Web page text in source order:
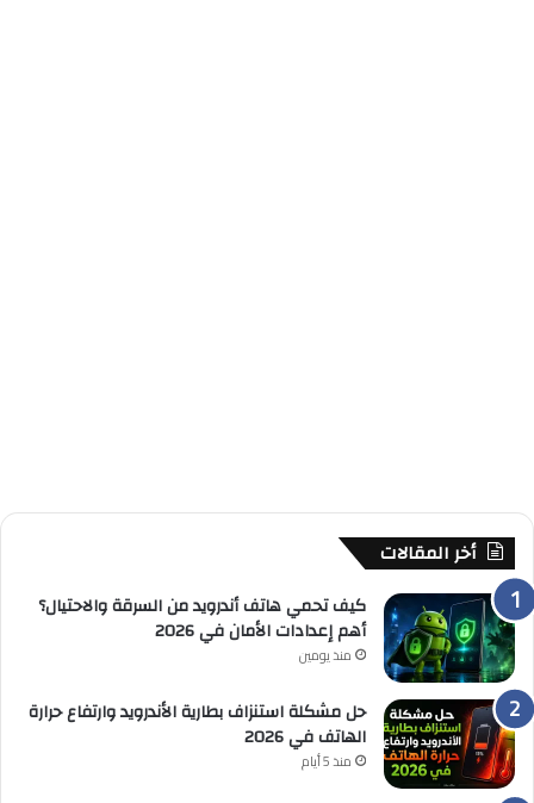
أخر المقالات
كيف تحمي هاتف أندرويد من السرقة والاحتيال؟
أهم إعدادات الأمان في 2026
منذ يومين
حل مشكلة استنزاف بطارية الأندرويد وارتفاع حرارة
الهاتف في 2026
منذ 5 أيام